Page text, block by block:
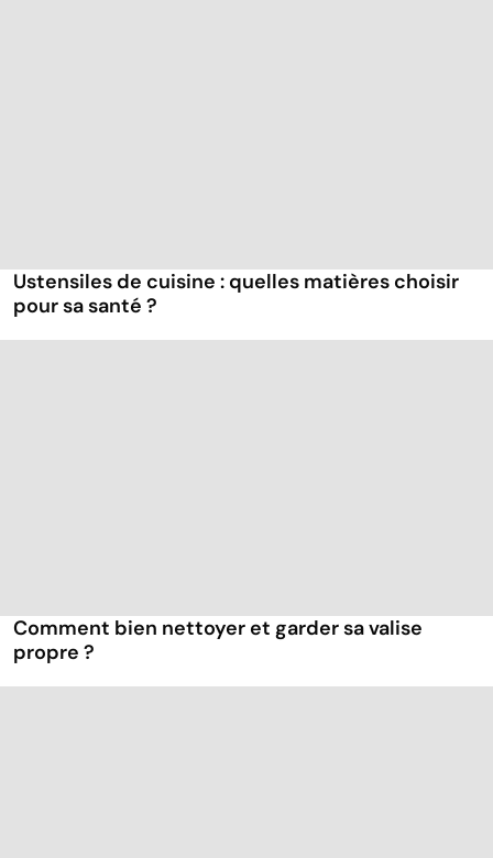
Ustensiles de cuisine : quelles matières choisir
pour sa santé ?
Comment bien nettoyer et garder sa valise
propre ?